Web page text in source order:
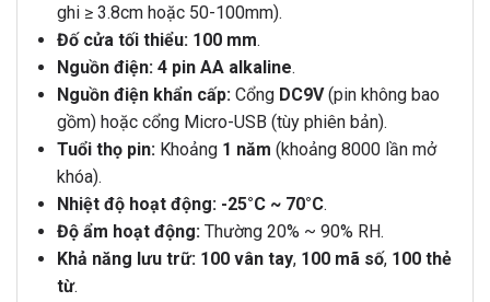
ghi ≥ 3.8cm hoặc 50-100mm).
Đố cửa tối thiểu: 100 mm.
Nguồn điện: 4 pin AA alkaline.
Nguồn điện khẩn cấp:Cổng DC9V(pin không bao
gồm) hoặc cổng Micro-USB (tùy phiên bản).
Tuổi thọ pin:Khoảng 1 năm (khoảng 8000 lần mở
khóa).
Nhiệt độ hoạt động: -25°C ~ 70°C.
Độ ẩm hoạt động:Thường 20% ~ 90% RH.
Khả năng lưu trữ: 100 vân tay, 100 mã số, 100 thẻ
từ.